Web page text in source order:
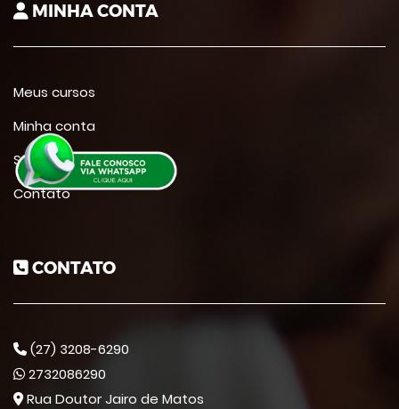
MINHA CONTA
Meus cursos
Minha conta
Suporte
Contato
CONTATO
(27) 3208-6290
2732086290
Rua Doutor Jairo de Matos